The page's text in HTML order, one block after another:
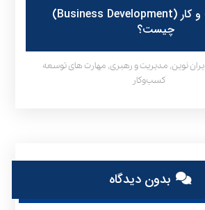
توسعه کسب و کار (Business Development)
چیست؟
نوین,مدیریت و رهبری,مهارت های توسعه
کسب‌وکار
بدون دیدگاه